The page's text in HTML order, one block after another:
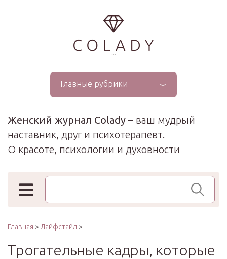
...
Главные рубрики
Женский журнал Colady – ваш мудрый
наставник, друг и психотерапевт.
О красоте, психологии и духовности
Поиск по сайту
Главная > Лайфстайл > -
Трогательные кадры, которые